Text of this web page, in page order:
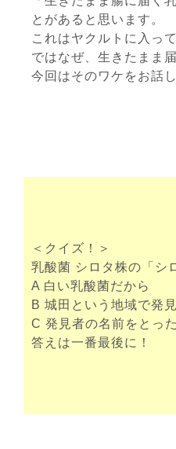
とがあると思います。
これはヤクルトに入っ
ではなぜ、生きたまま
今回はそのワケをお話
＜クイズ！＞
乳酸菌 シロタ株の「シ
A 白い乳酸菌だから
B 城田という地域で発
C 発見者の名前をとっ
答えは一番最後に！